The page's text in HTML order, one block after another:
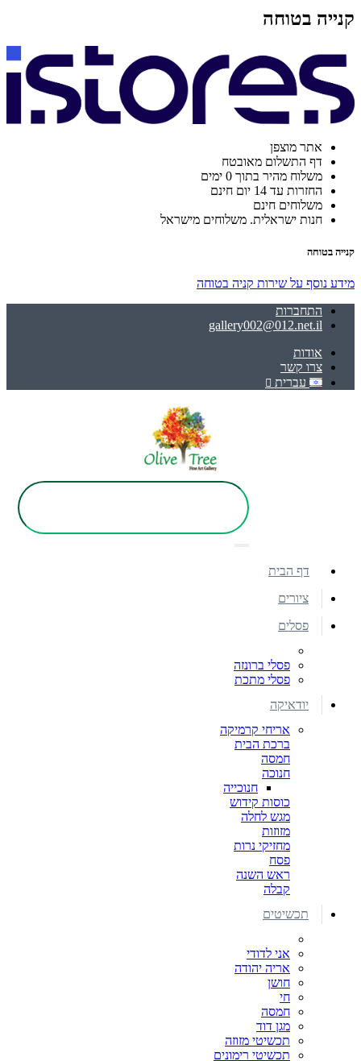
קנייה בטוחה
אתר מוצפן
דף התשלום מאובטח
משלוח מהיר בתוך 0 ימים
החזרות עד 14 יום חינם
משלוחים חינם
חנות ישראלית. משלוחים מישראל
קנייה בטוחה
מידע נוסף על שירות קניה בטוחה
התחברות
gallery002@012.net.il
אודות
צרו קשר
עברית
דף הבית
ציורים
פסלים
פסלי ברונזה
פסלי מתכת
יודאיקה
אריחי קרמיקה
ברכת הבית
חמסה
חנוכה
חנוכייה
כוסות קידוש
מגש לחלה
מזוזות
מחזיקי נרות
פסח
ראש השנה
קבלה
תכשיטים
אני לדודי
אריה יהודה
חושן
חי
חמסה
מגן דוד
תכשיטי מזוזה
תכשיטי רימונים